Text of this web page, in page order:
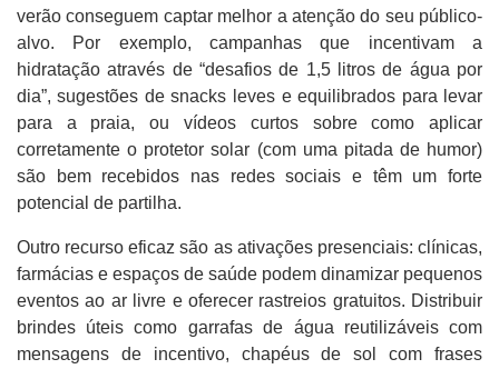
verão conseguem captar melhor a atenção do seu público-
alvo. Por exemplo, campanhas que incentivam a
hidratação através de “desafios de 1,5 litros de água por
dia”, sugestões de snacks leves e equilibrados para levar
para a praia, ou vídeos curtos sobre como aplicar
corretamente o protetor solar (com uma pitada de humor)
são bem recebidos nas redes sociais e têm um forte
potencial de partilha.
Outro recurso eficaz são as ativações presenciais: clínicas,
farmácias e espaços de saúde podem dinamizar pequenos
eventos ao ar livre e oferecer rastreios gratuitos. Distribuir
brindes úteis como garrafas de água reutilizáveis com
mensagens de incentivo, chapéus de sol com frases